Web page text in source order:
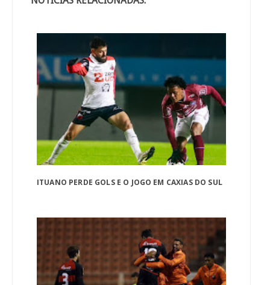
ITUANO PERDE GOLS E O JOGO EM CAXIAS DO SUL